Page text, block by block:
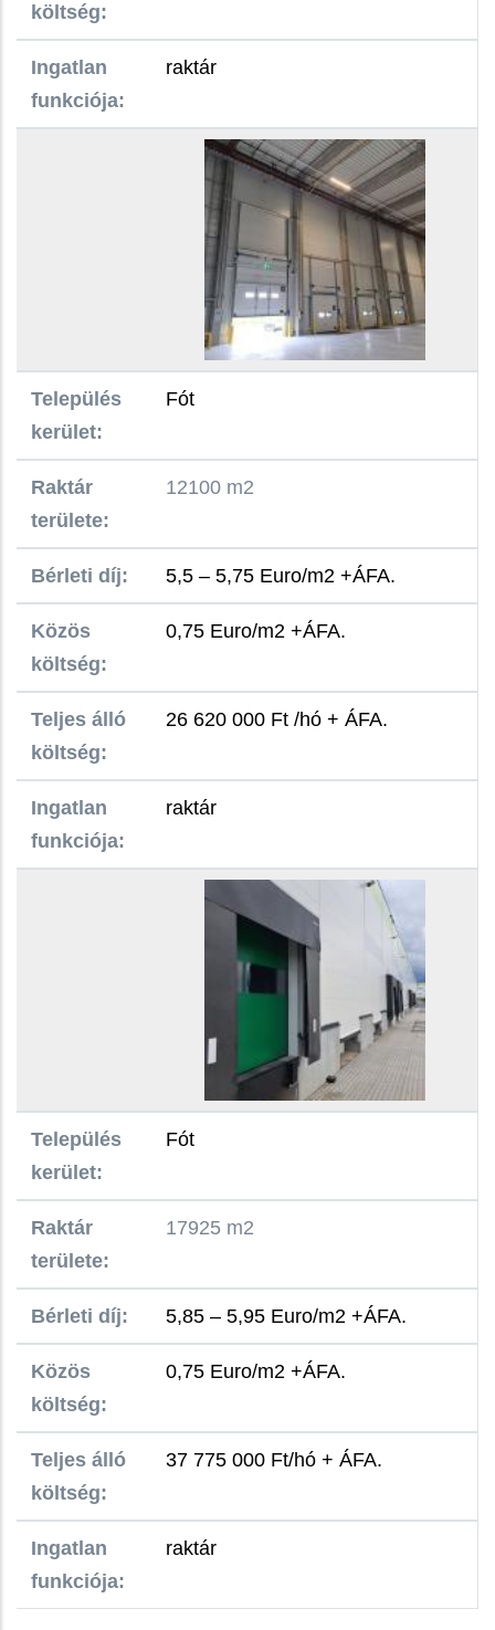
költség:
Ingatlan
funkciója:
raktár
Település
kerület:
Fót
Raktár
területe:
12100 m2
Bérleti díj: 5,5 – 5,75 Euro/m2 +ÁFA.
Közös
költség:
0,75 Euro/m2 +ÁFA.
Teljes álló
költség:
26 620 000 Ft /hó + ÁFA.
Ingatlan
funkciója:
raktár
Település
kerület:
Fót
Raktár
területe:
17925 m2
Bérleti díj: 5,85 – 5,95 Euro/m2 +ÁFA.
Közös
költség:
0,75 Euro/m2 +ÁFA.
Teljes álló
költség:
37 775 000 Ft/hó + ÁFA.
Ingatlan
funkciója:
raktár